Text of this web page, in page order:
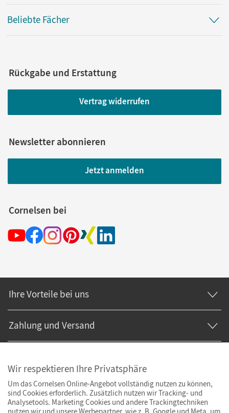
Beliebte Fächer
Rückgabe und Erstattung
Vertrag widerrufen
Newsletter abonnieren
Jetzt anmelden
Cornelsen bei
Ihre Vorteile bei uns
Zahlung und Versand
Wir respektieren Ihre Privatsphäre
Um das Cornelsen Online-Angebot vollständig nutzen zu können,
sind Cookies erforderlich. Zusätzlich nutzen wir Tracking- und
Analysetools. Marketing Cookies und andere Trackingtechniken